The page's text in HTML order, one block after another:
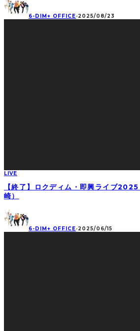
6-DIM+ OFFICE·2025/08/23
LIVE
【終了】ロクディム・即興ライブ
崎）
6-DIM+ OFFICE·2025/06/15